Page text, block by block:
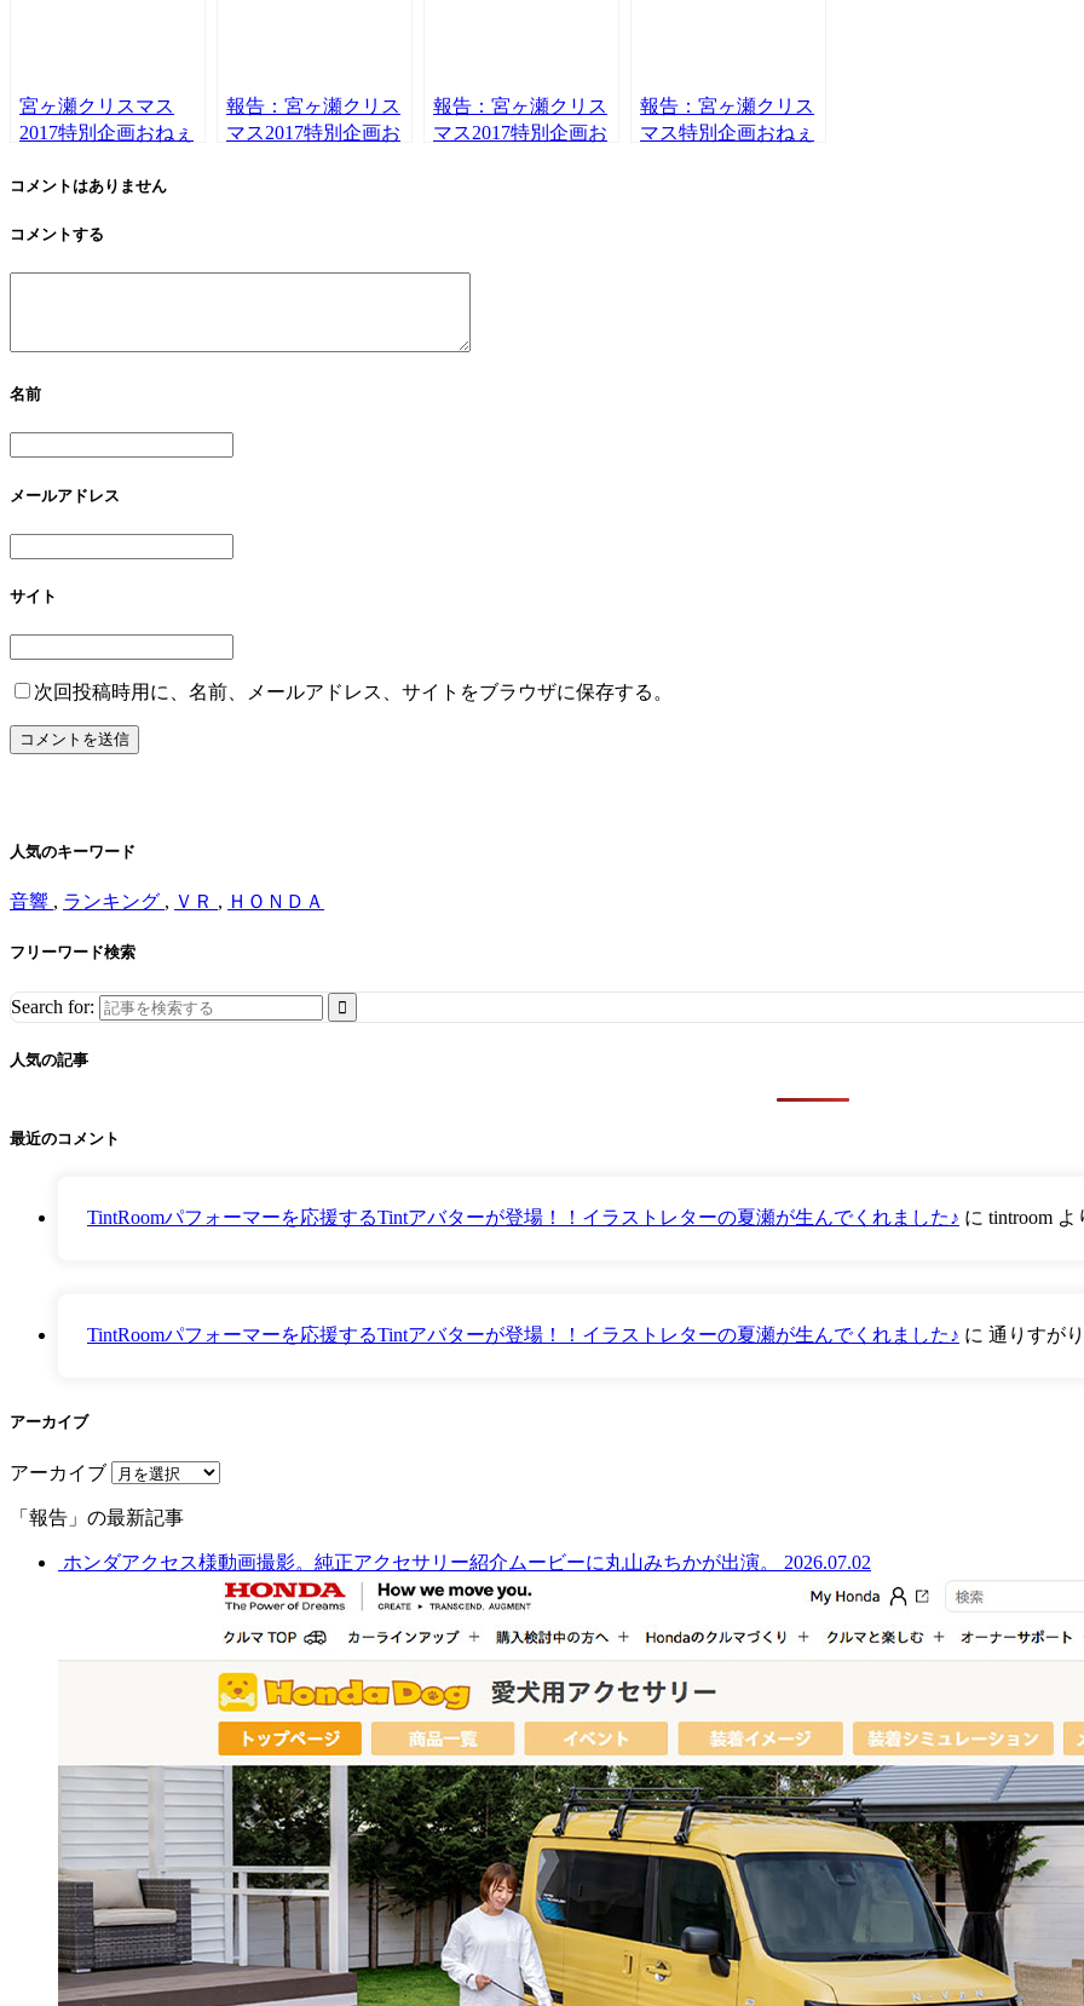
宮ヶ瀬クリスマス
2017特別企画おねぇ
報告：宮ヶ瀬クリス
マス2017特別企画お
報告：宮ヶ瀬クリス
マス2017特別企画お
報告：宮ヶ瀬クリス
マス特別企画おねぇ
コメントはありません
コメントする
名前
メールアドレス
サイト
次回投稿時用に、名前、メールアドレス、サイトをブラウザに保存する。
人気のキーワード
音響 , ランキング , ＶＲ , ＨＯＮＤＡ
フリーワード検索
Search for:
人気の記事
最近のコメント
TintRoomパフォーマーを応援するTintアバターが登場！！イラストレターの夏瀬が生んでくれました♪ に tintroom よ
TintRoomパフォーマーを応援するTintアバターが登場！！イラストレターの夏瀬が生んでくれました♪ に 通りすがり
アーカイブ
アーカイブ
「報告」の最新記事
ホンダアクセス様動画撮影。純正アクセサリー紹介ムービーに丸山みちかが出演。 2026.07.02